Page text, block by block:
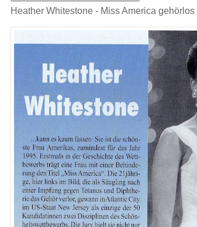
Heather Whitestone - Miss America gehörlos